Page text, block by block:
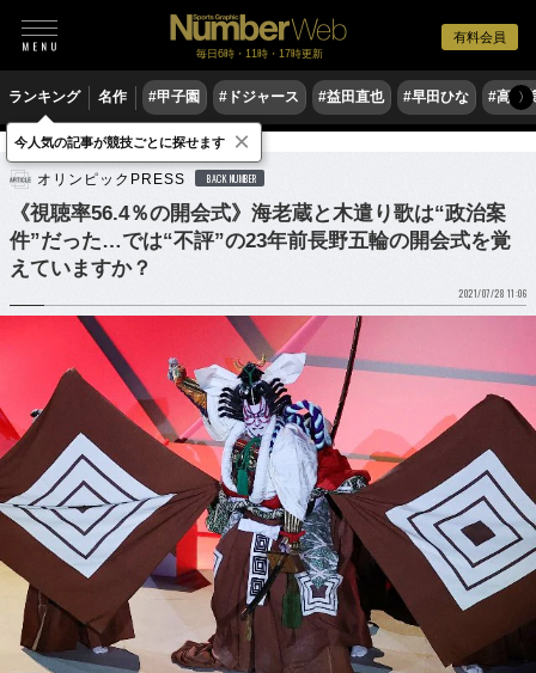
有料会員
毎日6時・11時・17時更新
ランキング 名作 #甲子園 #ドジャース #益田直也 #早田ひな #高木
〉
他競技
オリンピックPRESS BACK NUMBER
《視聴率56.4％の開会式》海老蔵と木遣り歌は“政治案
件”だった…では“不評”の23年前長野五輪の開会式を覚
えていますか？
2021/07/28 11:06
今人気の記事が競技ごとに探せます ×